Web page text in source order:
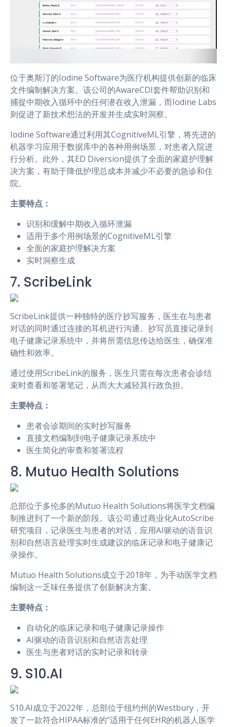
位于奥斯汀的Iodine Software为医疗机构提供创新的临床
文件编制解决方案。该公司的AwareCDI套件帮助识别和
捕捉中期收入循环中的任何潜在收入泄漏，而Iodine Labs
则促进了新技术想法的开发并生成实时洞察。
Iodine Software通过利用其CognitiveML引擎，将先进的
机器学习应用于数据库中的各种用例场景，对患者入院进
行分析。此外，其ED Diversion提供了全面的家庭护理解
决方案，有助于降低护理总成本并减少不必要的急诊和住
院。
主要特点：
识别和缓解中期收入循环泄漏
适用于多个用例场景的CognitiveML引擎
全面的家庭护理解决方案
实时洞察生成
7. ScribeLink
ScribeLink提供一种独特的医疗抄写服务，医生在与患者
对话的同时通过连接的耳机进行沟通。抄写员直接记录到
电子健康记录系统中，并将所需信息传达给医生，确保准
确性和效率。
通过使用ScribeLink的服务，医生只需在每次患者会诊结
束时查看和签署笔记，从而大大减轻其行政负担。
主要特点：
患者会诊期间的实时抄写服务
直接文档编制到电子健康记录系统中
医生简化的审查和签署流程
8. Mutuo Health Solutions
总部位于多伦多的Mutuo Health Solutions将医学文档编
制推进到了一个新的阶段。该公司通过商业化AutoScribe
研究项目，记录医生与患者的对话，应用AI驱动的语音识
别和自然语言处理实时生成建议的临床记录和电子健康记
录操作。
Mutuo Health Solutions成立于2018年，为手动医学文档
编制这一乏味任务提供了创新解决方案。
主要特点：
自动化的临床记录和电子健康记录操作
AI驱动的语音识别和自然语言处理
医生与患者对话的实时记录和转录
9. S10.AI
S10.AI成立于2022年，总部位于纽约州的Westbury，开
发了一款符合HIPAA标准的“适用于任何EHR的机器人医学